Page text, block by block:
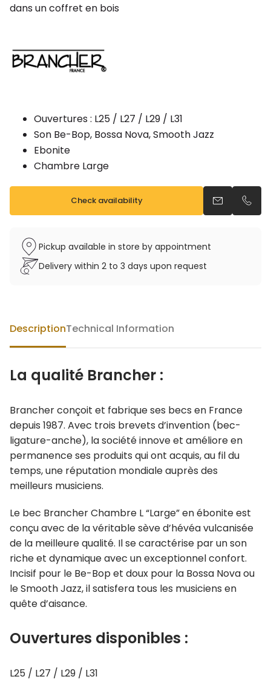
dans un coffret en bois
Ouvertures : L25 / L27 / L29 / L31
Son Be-Bop, Bossa Nova, Smooth Jazz
Ebonite
Chambre Large
Check availability Send anCall
Pickup available in store by appointment
Delivery within 2 to 3 days upon request
DescriptionTechnical Information
La qualité Brancher :
Brancher conçoit et fabrique ses becs en France
depuis 1987. Avec trois brevets d’invention (bec-
ligature-anche), la société innove et améliore en
permanence ses produits qui ont acquis, au fil du
temps, une réputation mondiale auprès des
meilleurs musiciens.
Le bec Brancher Chambre L “Large” en ébonite est
conçu avec de la véritable sève d’hévéa vulcanisée
de la meilleure qualité. Il se caractérise par un son
riche et dynamique avec un exceptionnel confort.
Incisif pour le Be-Bop et doux pour la Bossa Nova ou
le Smooth Jazz, il satisfera tous les musiciens en
quête d’aisance.
Ouvertures disponibles :
L25 / L27 / L29 / L31